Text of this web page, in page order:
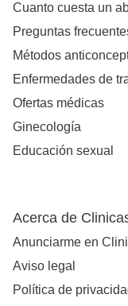
Cuanto cuesta un
Preguntas
Métodos
Enfermedades de
Ofertas médicas
Ginecología
Educación sexual
Acerca de
Anunciarme en
Aviso legal
Política de